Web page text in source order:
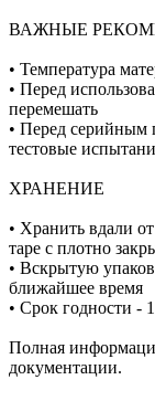
ВАЖНЫЕ
• Температура
• Перед
перемешать
• Перед серийным
тестовые
ХРАНЕНИЕ
• Хранить вдали
таре с плотно
• Вскрытую
ближайшее время
• Срок годности -
Полная
документации.